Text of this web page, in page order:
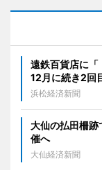
遠鉄百貨店に
12月に続き2回
浜松経済新聞
大仙の払田柵
催へ
大仙経済新聞